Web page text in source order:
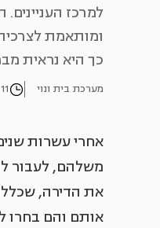
למרכז
ומותאמת
כך היא נראית
מערכת בית ונוי 11 דקות קריאה
אחרי עשרות
אותם והם בחרו